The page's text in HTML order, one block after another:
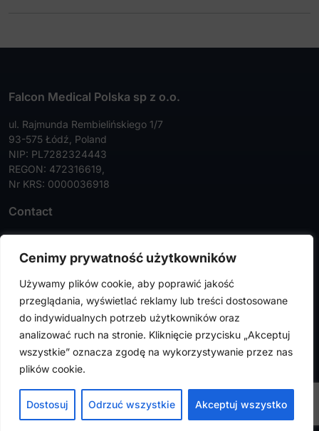
Cenimy prywatność użytkowników
Używamy plików cookie, aby poprawić jakość
przeglądania, wyświetlać reklamy lub treści dostosowane
do indywidualnych potrzeb użytkowników oraz
analizować ruch na stronie. Kliknięcie przycisku „Akceptuj
wszystkie” oznacza zgodę na wykorzystywanie przez nas
plików cookie.
Dostosuj Odrzuć wszystkie Akceptuj wszystko
Falcon Medical Polska sp z o.o.
ul. Rajmunda Rembielińskiego 1/7
93-575 Łódź, Poland
NIP: PL7282324443
REGON: 472316619,
Nr KRS: 0000036918
Contact
Tel:+48 42 630 99 72
Faks:+48 42 630 99 73
info@falconmedical.pl
FalconMedical © 2024. All rights reserved | Privacy Policy
Cookies Policy
Design byVENTI